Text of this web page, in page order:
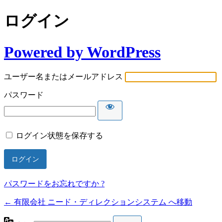
ログイン
Powered by WordPress
ユーザー名またはメールアドレス
パスワード
ログイン状態を保存する
パスワードをお忘れですか ?
← 有限会社 ニード・ディレクションシステム へ移動